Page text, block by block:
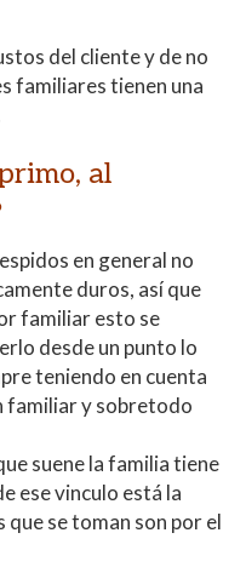
del cliente y de no
familiares tienen una
al
en general no
duros, así que
familiar esto se
desde un punto lo
teniendo en cuenta
familiar y sobretodo
suene la familia tiene
ese vinculo está la
se toman son por el